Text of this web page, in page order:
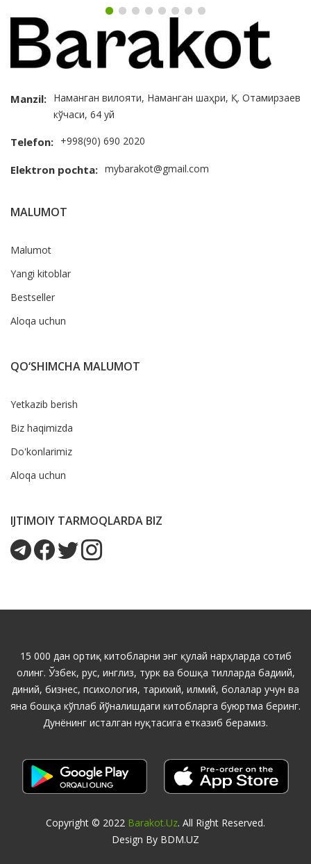
Manzil: Наманган вилояти, Наманган шаҳри, Қ. Отамирзаев
кўчаси, 64 уй
Telefon: +998(90) 690 2020
Elektron pochta: mybarakot@gmail.com
MALUMOT
Malumot
Yangi kitoblar
Bestseller
Aloqa uchun
QO‘SHIMCHA MALUMOT
Yetkazib berish
Biz haqimizda
Do'konlarimiz
Aloqa uchun
IJTIMOIY TARMOQLARDA BIZ
15 000 дан ортиқ китобларни энг қулай нарҳларда сотиб
олинг. Ўзбек, рус, инглиз, турк ва бошқа тилларда бадиий,
диний, бизнес, психология, тарихий, илмий, болалар учун ва
яна бошқа кўплаб йўналишдаги китобларга буюртма беринг.
Дунёнинг исталган нуқтасига етказиб берамиз.
Copyright © 2022 Barakot.uz. All Right Reserved.
Design By BDM.UZ